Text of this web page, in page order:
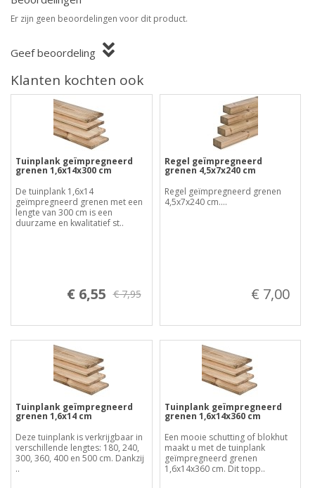
Er zijn geen beoordelingen voor dit product.
Geef beoordeling
Klanten kochten ook
Tuinplank geïmpregneerd
grenen 1,6x14x300 cm
De tuinplank 1,6x14
geïmpregneerd grenen met een
lengte van 300 cm is een
duurzame en kwalitatief st..
€ 6,55 € 7,95
Regel geïmpregneerd
grenen 4,5x7x240 cm
Regel geïmpregneerd grenen
4,5x7x240 cm....
€ 7,00
Tuinplank geïmpregneerd
grenen 1,6x14 cm
Deze tuinplank is verkrijgbaar in
verschillende lengtes: 180, 240,
300, 360, 400 en 500 cm. Dankzij
..
Tuinplank geïmpregneerd
grenen 1,6x14x360 cm
Een mooie schutting of blokhut
maakt u met de tuinplank
geïmpregneerd grenen
1,6x14x360 cm. Dit topp..